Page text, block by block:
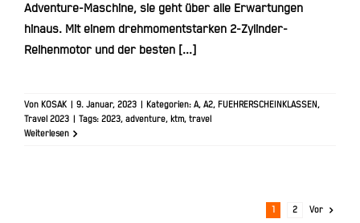
Adventure-Maschine, sie geht über alle Erwartungen
hinaus. Mit einem drehmomentstarken 2-Zylinder-
Reihenmotor und der besten [...]
Von KOSAK 9. Januar, 2023 Kategorien: A, A2, FUEHRERSCHEINKLASSEN,
Travel 2023
Tags: 2023, adventure, ktm, travel
Weiterlesen
2 Vor